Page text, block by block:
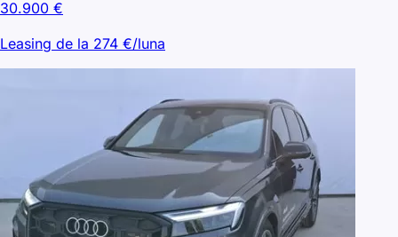
30.900 €
Leasing de la 274 €/luna